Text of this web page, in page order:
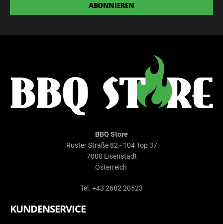
ABONNIEREN
BBQ Store
Ruster Straße 82 - 104 Top 37
7000 Eisenstadt
Österreich
Tel. +43 2682 20523
KUNDENSERVICE